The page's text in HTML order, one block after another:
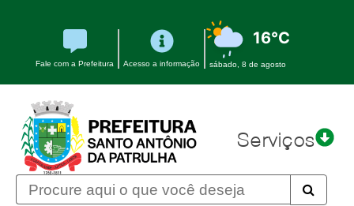
Fale com a Prefeitura Acesso a informação
16°C
sábado, 8 de agosto
Serviços